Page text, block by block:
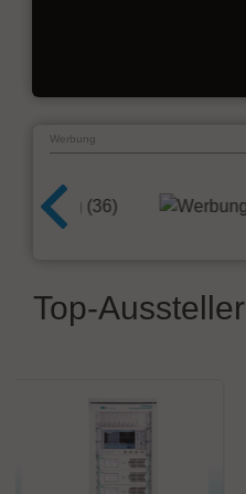
Werbung
Top-Aussteller